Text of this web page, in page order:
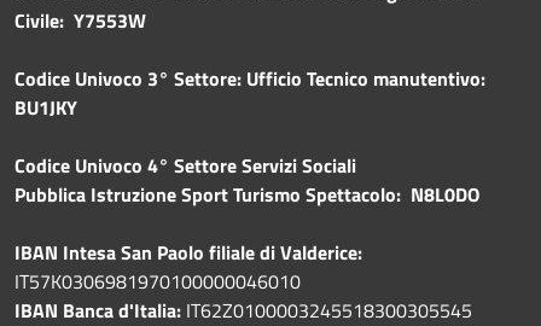
Civile: Y7553W
Codice Univoco 3° Settore: Ufficio Tecnico manutentivo:
BU1JKY
Codice Univoco 4° Settore Servizi Sociali
Pubblica Istruzione Sport Turismo Spettacolo: N8L0DO
IBAN Intesa San Paolo filiale di Valderice:
IT57K0306981970100000046010
IBAN Banca d'Italia: IT62Z0100003245518300305545